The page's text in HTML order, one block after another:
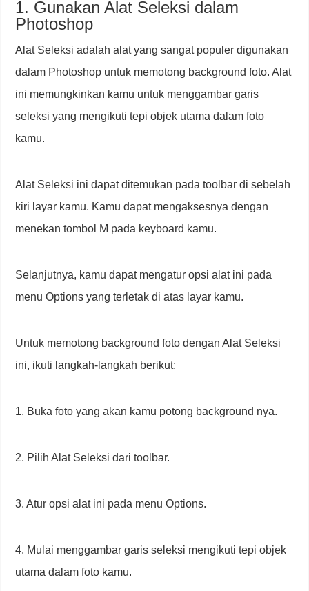
1. Gunakan Alat Seleksi dalam
Photoshop
Alat Seleksi adalah alat yang sangat populer digunakan
dalam Photoshop untuk memotong background foto. Alat
ini memungkinkan kamu untuk menggambar garis
seleksi yang mengikuti tepi objek utama dalam foto
kamu.
Alat Seleksi ini dapat ditemukan pada toolbar di sebelah
kiri layar kamu. Kamu dapat mengaksesnya dengan
menekan tombol M pada keyboard kamu.
Selanjutnya, kamu dapat mengatur opsi alat ini pada
menu Options yang terletak di atas layar kamu.
Untuk memotong background foto dengan Alat Seleksi
ini, ikuti langkah-langkah berikut:
1. Buka foto yang akan kamu potong background nya.
2. Pilih Alat Seleksi dari toolbar.
3. Atur opsi alat ini pada menu Options.
4. Mulai menggambar garis seleksi mengikuti tepi objek
utama dalam foto kamu.